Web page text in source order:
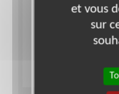
et vous
sur